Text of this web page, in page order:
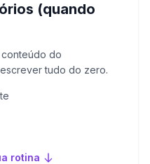
(quando
do
tudo do zero.
rotina